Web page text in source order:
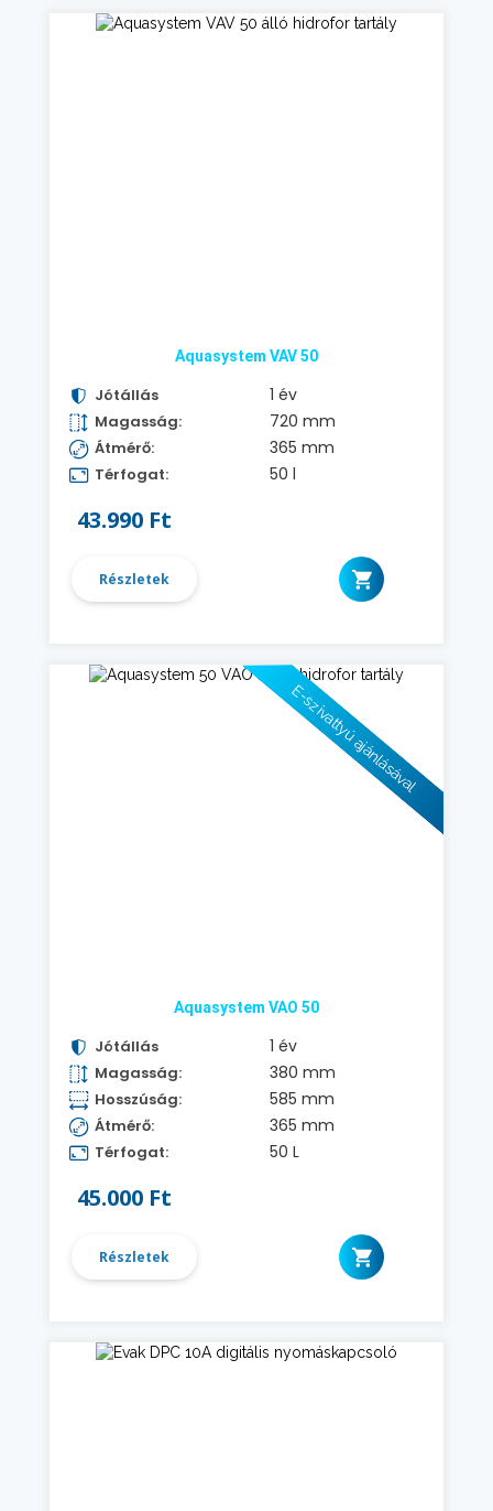
Aquasystem VAV 50
Jótállás 1 év
Magasság: 720 mm
Átmérő: 365 mm
Térfogat: 50 l
43.990 Ft
Részletek
E-szivattyú ajánlásával
Aquasystem VAO 50
Jótállás 1 év
Magasság: 380 mm
Hosszúság: 585 mm
Átmérő: 365 mm
Térfogat: 50 L
45.000 Ft
Részletek